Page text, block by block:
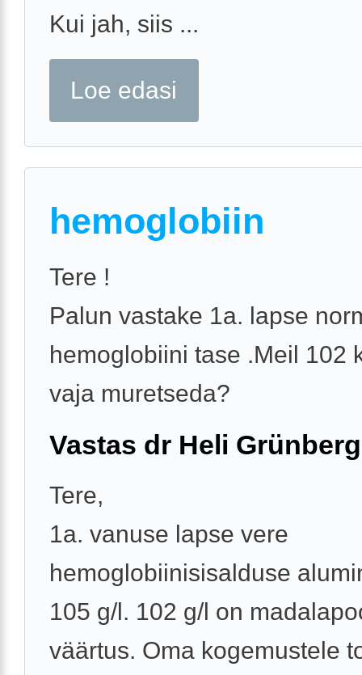
Kui jah, siis ...
Loe edasi
hemoglobiin
Tere !
Palun vastake 1a. lapse
hemoglobiini tase .Meil 102
vaja muretseda?
Vastas dr Heli Grünberg
Tere,
1a. vanuse lapse vere
hemoglobiinisisalduse
105 g/l. 102 g/l on
väärtus. Oma kogemustele